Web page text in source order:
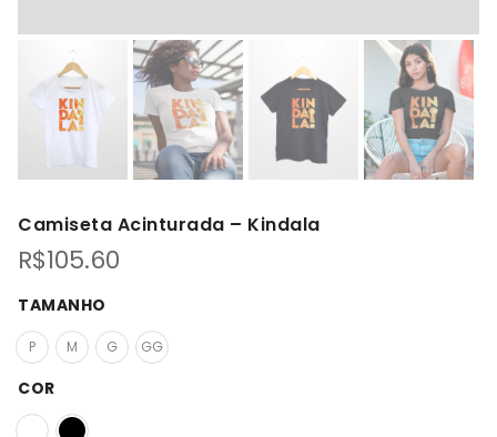
Camiseta Acinturada – Kindala
R$105.60
TAMANHO
P M G GG
COR